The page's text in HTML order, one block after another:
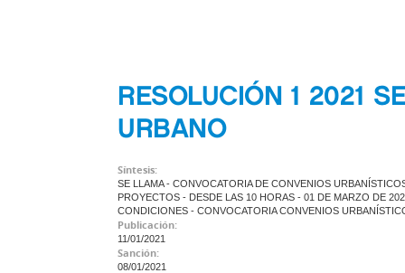
RESOLUCIÓN 1 2021
URBANO
Síntesis:
SE LLAMA - CONVOCATORIA DE CONVENIOS
PROYECTOS - DESDE LAS 10 HORAS - 01 DE MARZO DE
CONDICIONES - CONVOCATORIA CONVENIOS
Publicación:
11/01/2021
Sanción:
08/01/2021